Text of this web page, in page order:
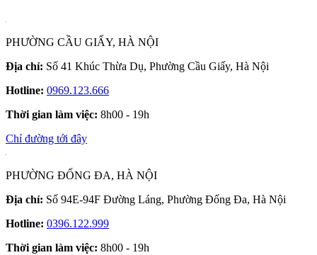
PHƯỜNG CẦU GIẤY, HÀ NỘI
Địa chỉ: Số 41 Khúc Thừa Dụ, Phường Cầu Giấy, Hà Nội
Hotline: 0969.123.666
Thời gian làm việc: 8h00 - 19h
Chỉ đường tới đây
PHƯỜNG ĐỐNG ĐA, HÀ NỘI
Địa chỉ: Số 94E-94F Đường Láng, Phường Đống Đa, Hà Nội
Hotline: 0396.122.999
Thời gian làm việc: 8h00 - 19h